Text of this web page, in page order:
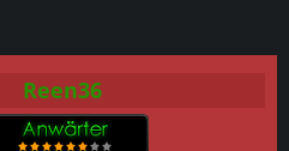
Reen36